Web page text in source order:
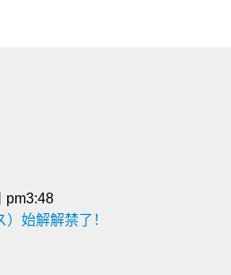
pm3:48
始解解禁了！